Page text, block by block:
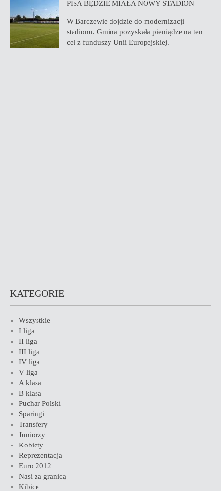
PISA BĘDZIE MIAŁA NOWY STADION
W Barczewie dojdzie do modernizacji
stadionu. Gmina pozyskała pieniądze na ten
cel z funduszy Unii Europejskiej.
KATEGORIE
Wszystkie
I liga
II liga
III liga
IV liga
V liga
A klasa
B klasa
Puchar Polski
Sparingi
Transfery
Juniorzy
Kobiety
Reprezentacja
Euro 2012
Nasi za granicą
Kibice